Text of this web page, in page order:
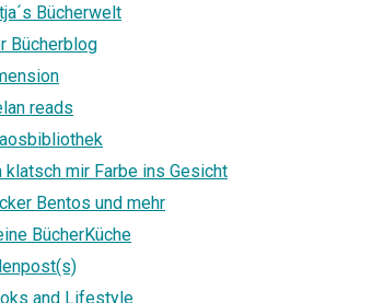
Bücherwelt
Bücherblog
reads
klatsch mir Farbe ins Gesicht
Bentos und mehr
BücherKüche
and Lifestyle